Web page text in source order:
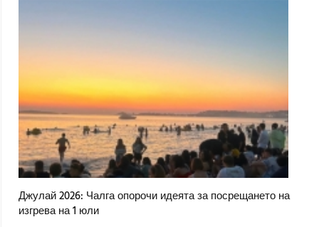
Джулай 2026: Чалга опорочи идеята за посрещането на
изгрева на 1 юли